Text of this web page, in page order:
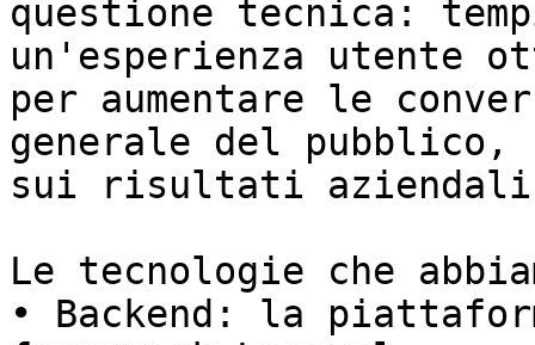
questione tecnica:
un'esperienza utente
per aumentare le
generale del pubblico,
sui risultati
Le tecnologie che
• Backend: la